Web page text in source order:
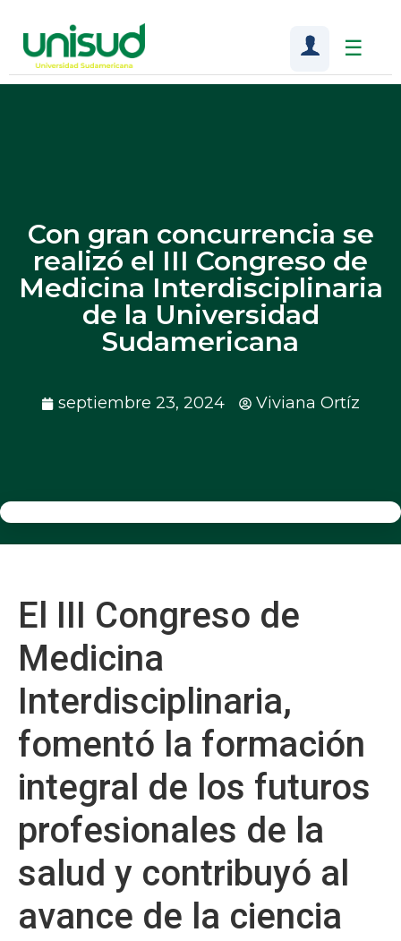
☰
Con gran concurrencia se
realizó el III Congreso de
Medicina Interdisciplinaria
de la Universidad
Sudamericana
septiembre 23, 2024 Viviana Ortíz
El III Congreso de
Medicina
Interdisciplinaria,
fomentó la formación
integral de los futuros
profesionales de la
salud y contribuyó al
avance de la ciencia